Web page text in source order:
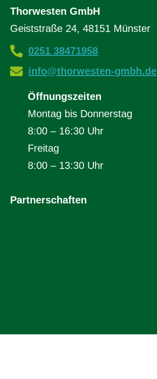
Thorwesten GmbH
Geiststraße 24, 48151 Münster
0251 38471958
info@thorwesten-gmbh.de
Öffnungszeiten
Montag bis Donnerstag
8:00 – 16:30 Uhr
Freitag
8:00 – 13:30 Uhr
Partnerschaften